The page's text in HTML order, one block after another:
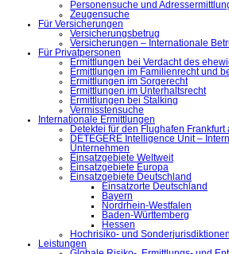
Personensuche und
Zeugensuche
Für Versicherungen
Versicherungsbetrug
Versicherungen – Internationale
Für Privatpersonen
Ermittlungen bei Verdacht des
Ermittlungen im Familienrecht und
Ermittlungen im Sorgerecht
Ermittlungen im Unterhaltsrecht
Ermittlungen bei Stalking
Vermisstensuche
Internationale Ermittlungen
Detektei für den Flughafen Frankfurt
DETEGERE Intelligence Unit –
Unternehmen
Einsatzgebiete Weltweit
Einsatzgebiete Europa
Einsatzgebiete Deutschland
Einsatzorte Deutschland
Bayern
Nordrhein-Westfalen
Baden-Württemberg
Hessen
Hochrisiko- und Sonderjurisdiktionen
Leistungen